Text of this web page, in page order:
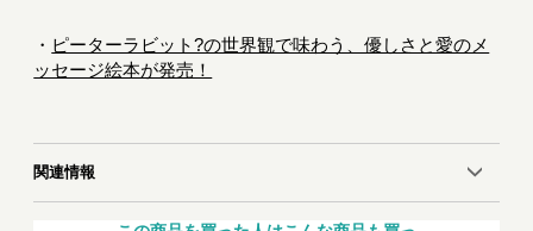
・ ピーターラビット?の世界観で味わう、優しさと愛のメ
ッセージ絵本が発売！
関連情報